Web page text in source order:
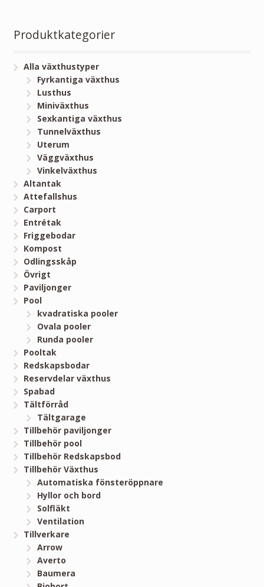
Produktkategorier
Alla växthustyper
Fyrkantiga växthus
Lusthus
Miniväxthus
Sexkantiga växthus
Tunnelväxthus
Uterum
Väggväxthus
Vinkelväxthus
Altantak
Attefallshus
Carport
Entrétak
Friggebodar
Kompost
Odlingsskåp
Övrigt
Paviljonger
Pool
kvadratiska pooler
Ovala pooler
Runda pooler
Pooltak
Redskapsbodar
Reservdelar växthus
Spabad
Tältförråd
Tältgarage
Tillbehör paviljonger
Tillbehör pool
Tillbehör Redskapsbod
Tillbehör Växthus
Automatiska fönsteröppnare
Hyllor och bord
Solfläkt
Ventilation
Tillverkare
Arrow
Averto
Baumera